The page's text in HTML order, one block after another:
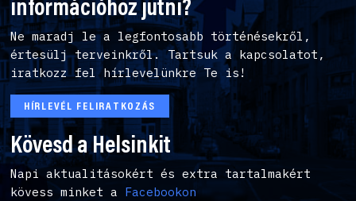
információhoz jutni?
Ne maradj le a legfontosabb történésekről,
értesülj terveinkről. Tartsuk a kapcsolatot,
iratkozz fel hírlevelünkre Te is!
HÍRLEVÉL FELIRATKOZÁS
Kövesd a Helsinkit
Napi aktualitásokért és extra tartalmakért
kövess minket a Facebookon